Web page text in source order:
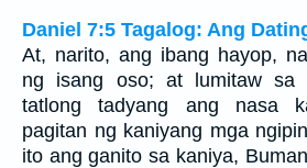
Daniel 7:5 Tagalog: Ang
At, narito, ang ibang hayop,
ng isang oso; at lumitaw sa
tatlong tadyang ang nasa
pagitan ng kaniyang mga
ito ang ganito sa kaniya,